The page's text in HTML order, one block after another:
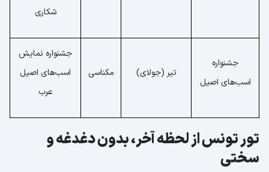
شکاری
جشنواره
اسب‌های اصیل
تیر (جولای) مکناسی
جشنواره نمایش
اسب‌های اصیل
عرب
تور تونس از لحظه آخر، بدون دغدغه و
سختی